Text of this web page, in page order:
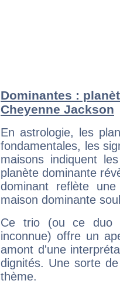
Dominantes :
Cheyenne Jackson
En astrologie, les
fondamentales, les
maisons indiquent
planète dominante
dominant reflète
maison dominante
Ce trio (ou ce duo
inconnue) offre un
amont d'une
dignités. Une sorte
thème.